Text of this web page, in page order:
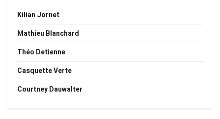
Kilian Jornet
Mathieu Blanchard
Théo Detienne
Casquette Verte
Courtney Dauwalter